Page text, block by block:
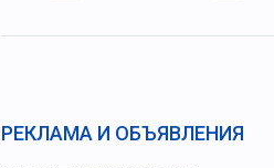
РЕКЛАМА И ОБЪЯВЛЕНИЯ